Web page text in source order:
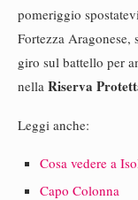
pomeriggio
Fortezza
giro sul battello per
nella Riserva
Leggi anche:
Cosa vedere a
Capo Colonna